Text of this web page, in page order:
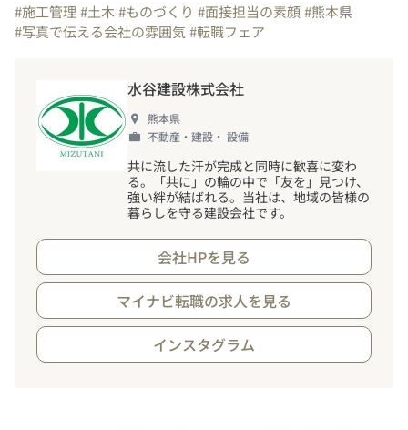
#施工管理 #土木#ものづくり #面接担当の素顔#熊本県
#写真で伝える会社の雰囲気#転職フェア
水谷建設株式会社
熊本県
不動産・建設・ 設備
共に流した汗が完成と同時に歓喜に変わ
る。「共に」の輪の中で「友を」見つけ、
強い絆が結ばれる。当社は、地域の皆様の
暮らしを守る建設会社です。
会社HPを見る
マイナビ転職の求人を見る
インスタグラム